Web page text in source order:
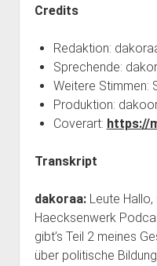
Credits
Redaktion:
Sprechende:
Weitere Stimmen:
Produktion:
Coverart: https://
Transkript
dakoraa:Leute Hallo,
Haecksenwerk
gibt’s Teil 2 meines
über politische